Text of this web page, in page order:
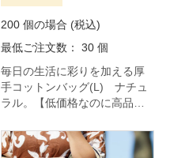
200 個の場合 (税込)
最低ご注文数： 30 個
毎日の生活に彩りを加える厚
手コットンバッグ(L) ナチュ
ラル。【低価格なのに高品
チングタイプよりも厚手な5オ
ンスコットン生地で作った低